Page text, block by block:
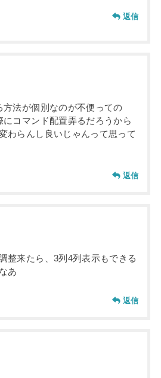
返信
法が個別なのが不便っての
にコマンド配置弄るだろうから
わらんし良いじゃんって思って
返信
整来たら、3列4列表示もできる
あ
返信